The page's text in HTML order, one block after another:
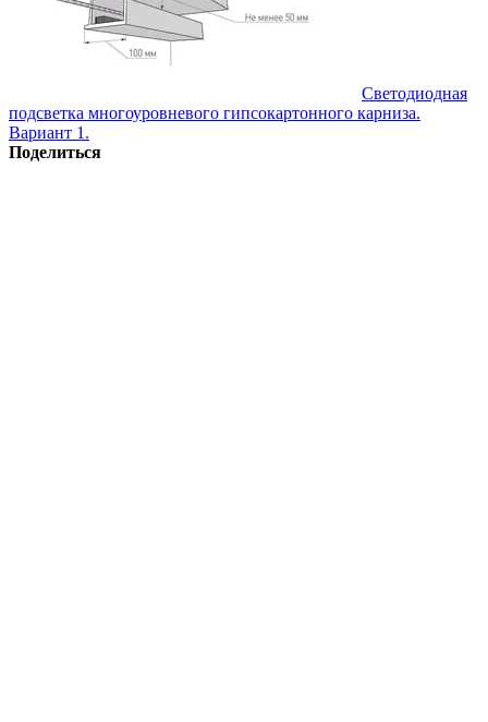
Светодиодная
подсветка многоуровневого гипсокартонного карниза.
Вариант 1.
Поделиться